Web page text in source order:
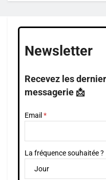
Newsletter
Recevez les
messagerie 📩
Email
La fréquence souhaitée ?